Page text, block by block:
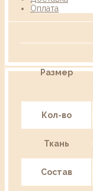
Оплата
Размер
Кол-во
Ткань
Состав